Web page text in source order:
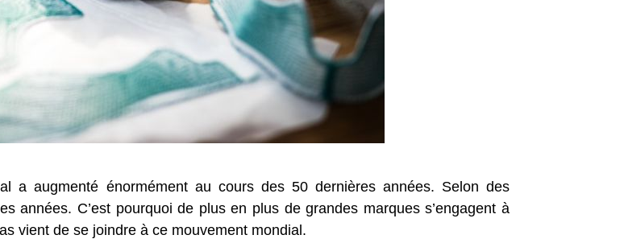
a augmenté énormément au cours des 50 dernières années. Selon des
années. C’est pourquoi de plus en plus de grandes marques s’engagent à
vient de se joindre à ce mouvement mondial.